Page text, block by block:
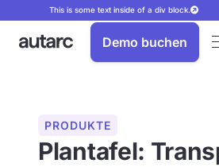
This is some text inside of a div block.
Demo buchen
PRODUKTE
Plantafel: